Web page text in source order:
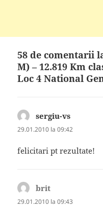
58 de comentarii
M) – 12.819 Km
Loc 4 National
sergiu-vs
29.01.2010 la 09:42
felicitari pt rezultate!
brit
29.01.2010 la 09:43